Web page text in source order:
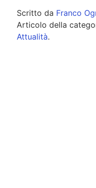
Scritto da Franco
Articolo della
Attualità.